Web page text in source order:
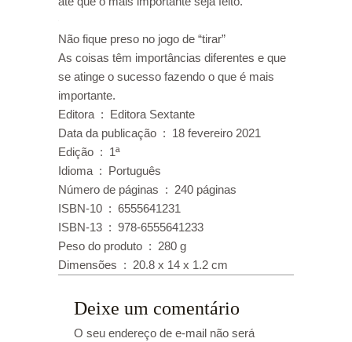
Não fique preso no jogo de “tirar”
As coisas têm importâncias diferentes e que
se atinge o sucesso fazendo o que é mais
importante.
Editora ‏ : ‎ Editora Sextante
Data da publicação ‏ : ‎ 18 fevereiro 2021
Edição ‏ : ‎ 1ª
Idioma ‏ : ‎ Português
Número de páginas ‏ : ‎ 240 páginas
ISBN-10 ‏ : ‎ 6555641231
ISBN-13 ‏ : ‎ 978-6555641233
Peso do produto ‏ : ‎ 280 g
Dimensões ‏ : ‎ 20.8 x 14 x 1.2 cm
Deixe um comentário
O seu endereço de e-mail não será